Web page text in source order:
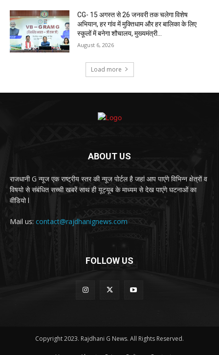
CG- 15 अगस्त से 26 जनवरी तक चलेगा विशेष
अभियान, हर गांव में मुक्तिधाम और हर बालिका के लिए
स्कूलों में बनेगा शौचालय, मुख्यमंत्री...
August 6, 2026
Load more
ABOUT US
राजधानी G न्यूज एक राष्ट्रीय स्तर की न्यूज पोर्टल है जहां आप पाएंगे विभिन्न क्षेत्रों व
विषयो से संबंधित सच्ची खबरें साथ ही यूट्यूब के माध्यम से देख पाएंगे घटनाओं का
वीडियो l
Mail us: contact@rajdhanignews.com
FOLLOW US
Copyright 2023. Rajdhani G News. All Rights Reserved.